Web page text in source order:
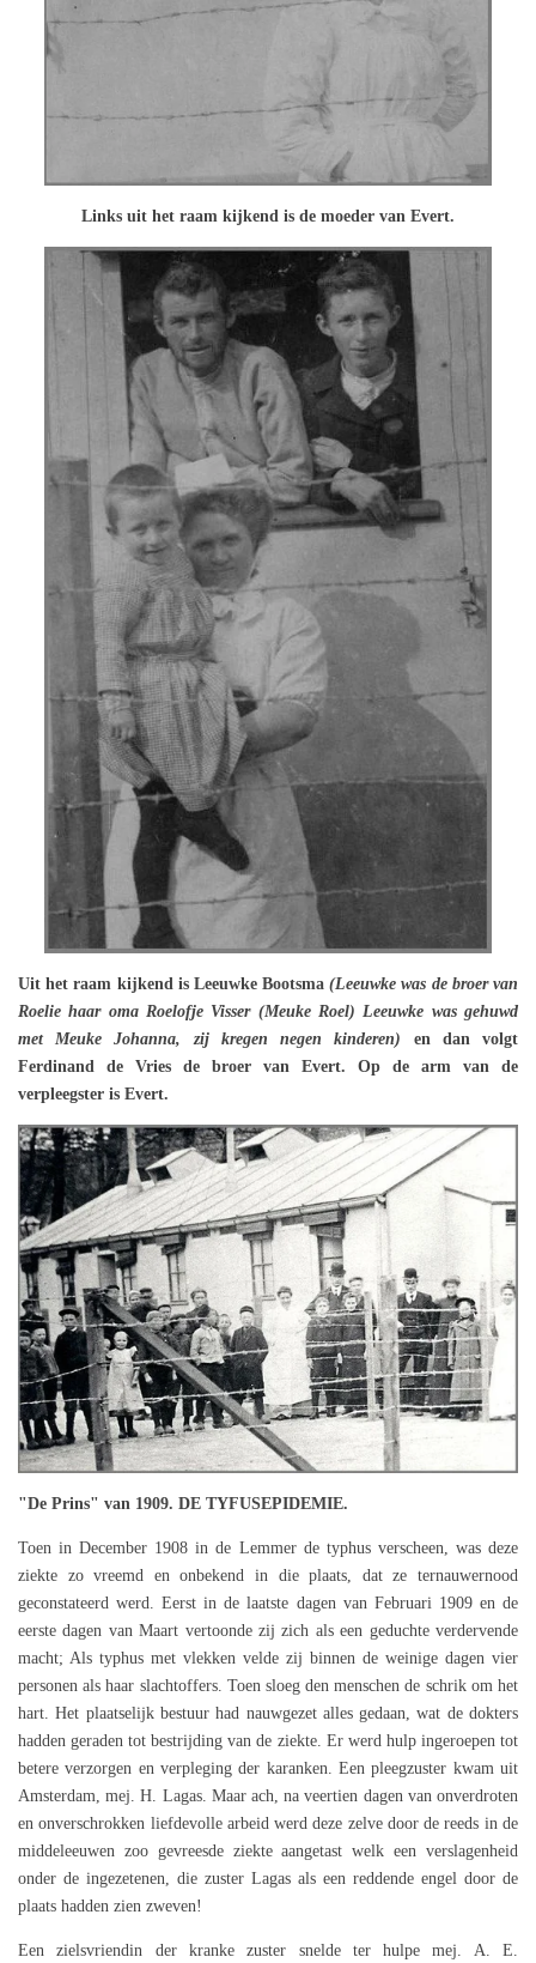
Links uit het raam kijkend is de moeder van Evert.
Uit het raam kijkend is Leeuwke Bootsma(Leeuwke was de broer van
Roelie haar oma Roelofje Visser (Meuke Roel) Leeuwke was gehuwd
met Meuke Johanna, zij kregen negen kinderen) en dan volgt
Ferdinand de Vries de broer van Evert. Op de arm van de
verpleegster is Evert.
"De Prins" van 1909. DE TYFUSEPIDEMIE.
Toen in December 1908 in de Lemmer de typhus verscheen, was deze
ziekte zo vreemd en onbekend in die plaats, dat ze ternauwernood
geconstateerd werd. Eerst in de laatste dagen van Februari 1909 en de
eerste dagen van Maart vertoonde zij zich als een geduchte verdervende
macht; Als typhus met vlekken velde zij binnen de weinige dagen vier
personen als haar slachtoffers. Toen sloeg den menschen de schrik om het
hart. Het plaatselijk bestuur had nauwgezet alles gedaan, wat de dokters
hadden geraden tot bestrijding van de ziekte. Er werd hulp ingeroepen tot
betere verzorgen en verpleging der karanken. Een pleegzuster kwam uit
Amsterdam, mej. H. Lagas. Maar ach, na veertien dagen van onverdroten
en onverschrokken liefdevolle arbeid werd deze zelve door de reeds in de
middeleeuwen zoo gevreesde ziekte aangetast welk een verslagenheid
onder de ingezetenen, die zuster Lagas als een reddende engel door de
plaats hadden zien zweven!
Een zielsvriendin der kranke zuster snelde ter hulpe mej. A. E.